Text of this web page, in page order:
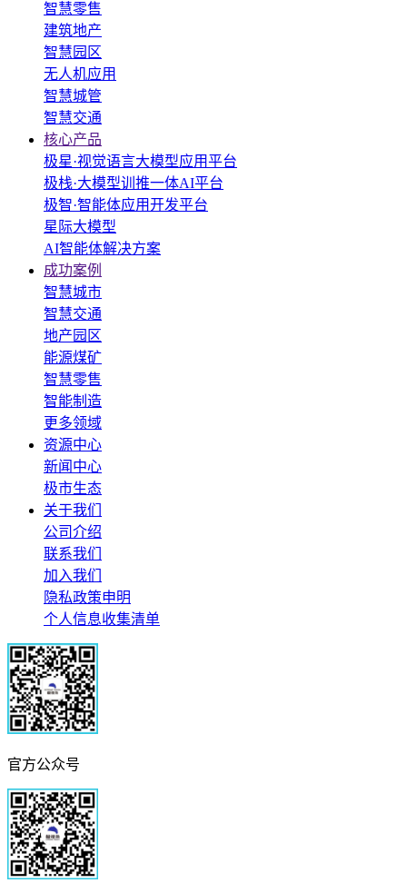
智慧零售
建筑地产
智慧园区
无人机应用
智慧城管
智慧交通
核心产品
极星·视觉语言大模型应用平台
极栈·大模型训推一体AI平台
极智·智能体应用开发平台
星际大模型
AI智能体解决方案
成功案例
智慧城市
智慧交通
地产园区
能源煤矿
智慧零售
智能制造
更多领域
资源中心
新闻中心
极市生态
关于我们
公司介绍
联系我们
加入我们
隐私政策申明
个人信息收集清单
官方公众号